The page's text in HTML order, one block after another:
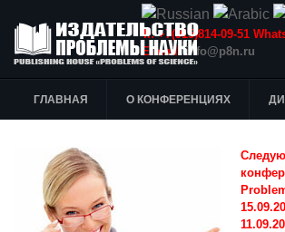
Т.: +7(915)814-09-51
E-mail:info@p8n.ru
ГЛАВНАЯ О КОНФЕРЕНЦИЯХ